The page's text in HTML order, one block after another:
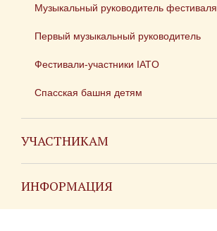
Музыкальный руководитель фестиваля
Первый музыкальный руководитель
Фестивали-участники IATO
Спасская башня детям
УЧАСТНИКАМ
ИНФОРМАЦИЯ